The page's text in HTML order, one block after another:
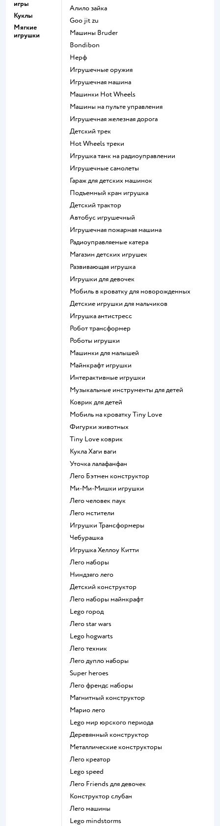
игры
Куклы
Мягкие
игрушки
Алило зайка
Goo jit zu
Машины Bruder
Bondibon
Нерф
Игрушечные оружия
Игрушечная машина
Машинки Hot Wheels
Машины на пульте управления
Игрушечная железная дорога
Детский трек
Hot Wheels треки
Игрушка танк на радиоуправлении
Игрушечные самолеты
Гараж для детских машинок
Подъемный кран игрушка
Детский трактор
Автобус игрушечный
Игрушечная пожарная машина
Радиоуправляемые катера
Магазин детских игрушек
Развивающая игрушка
Игрушки для девочек
Мобиль в кроватку для новорожденных
Детские игрушки для мальчиков
Игрушка антистресс
Робот трансформер
Роботы игрушки
Машинки для малышей
Майнкрафт игрушки
Интерактивные игрушки
Музыкальные инструменты для детей
Коврик для детей
Мобиль на кроватку Tiny Love
Фигурки животных
Tiny Love коврик
Кукла Хаги ваги
Уточка лалафанфан
Лего Бэтмен конструктор
Ми-Ми-Мишки игрушки
Лего человек паук
Лего мстители
Игрушки Трансформеры
Чебурашка
Игрушка Хеллоу Китти
Лего наборы
Ниндзяго лего
Детский конструктор
Лего наборы майнкрафт
Lego город
Лего star wars
Lego hogwarts
Лего техник
Лего дупло наборы
Super heroes
Лего френдс наборы
Магнитный конструктор
Марио лего
Lego мир юрского периода
Деревянный конструктор
Металлические конструкторы
Лего креатор
Lego speed
Лего Friends для девочек
Конструктор слубан
Лего машины
Lego mindstorms